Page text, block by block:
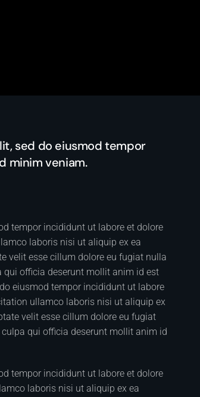
sed do eiusmod tempor
minim veniam.
tempor incididunt ut labore et dolore
laboris nisi ut aliquip ex ea
velit esse cillum dolore eu fugiat nulla
qui officia deserunt mollit anim id est
eiusmod tempor incididunt ut labore
ullamco laboris nisi ut aliquip ex
velit esse cillum dolore eu fugiat
qui officia deserunt mollit anim id
tempor incididunt ut labore et dolore
laboris nisi ut aliquip ex ea